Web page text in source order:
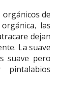
orgánicos de
las
dejan
La suave
suave pero